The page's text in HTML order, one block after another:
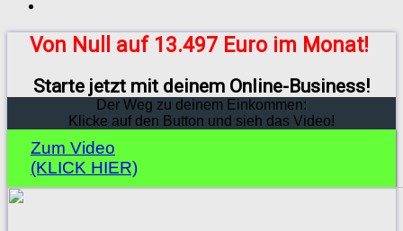
Von Null auf 13.497 Euro im Monat!
Starte jetzt mit deinem Online-Business!
Der Weg zu deinem Einkommen:
Klicke auf den Button und sieh das Video!
Zum Video
(KLICK HIER)